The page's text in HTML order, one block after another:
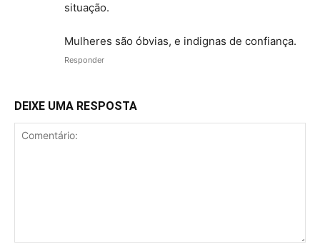
situação.
Mulheres são óbvias, e indignas de confiança.
Responder
DEIXE UMA RESPOSTA